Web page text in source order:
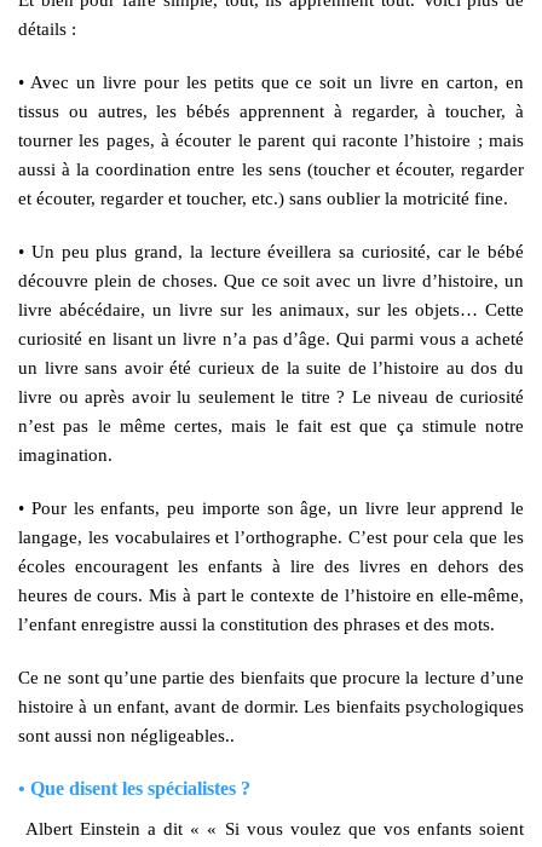
détails :
• Avec un livre pour les petits que ce soit un livre en carton, en
tissus ou autres, les bébés apprennent à regarder, à toucher, à
tourner les pages, à écouter le parent qui raconte l’histoire ; mais
aussi à la coordination entre les sens (toucher et écouter, regarder
et écouter, regarder et toucher, etc.) sans oublier la motricité fine.
• Un peu plus grand, la lecture éveillera sa curiosité, car le bébé
découvre plein de choses. Que ce soit avec un livre d’histoire, un
livre abécédaire, un livre sur les animaux, sur les objets… Cette
curiosité en lisant un livre n’a pas d’âge. Qui parmi vous a acheté
un livre sans avoir été curieux de la suite de l’histoire au dos du
livre ou après avoir lu seulement le titre ? Le niveau de curiosité
n’est pas le même certes, mais le fait est que ça stimule notre
imagination.
• Pour les enfants, peu importe son âge, un livre leur apprend le
langage, les vocabulaires et l’orthographe. C’est pour cela que les
écoles encouragent les enfants à lire des livres en dehors des
heures de cours. Mis à part le contexte de l’histoire en elle-même,
l’enfant enregistre aussi la constitution des phrases et des mots.
Ce ne sont qu’une partie des bienfaits que procure la lecture d’une
histoire à un enfant, avant de dormir. Les bienfaits psychologiques
sont aussi non négligeables..
• Que disent les spécialistes ?
Albert Einstein a dit « « Si vous voulez que vos enfants soient